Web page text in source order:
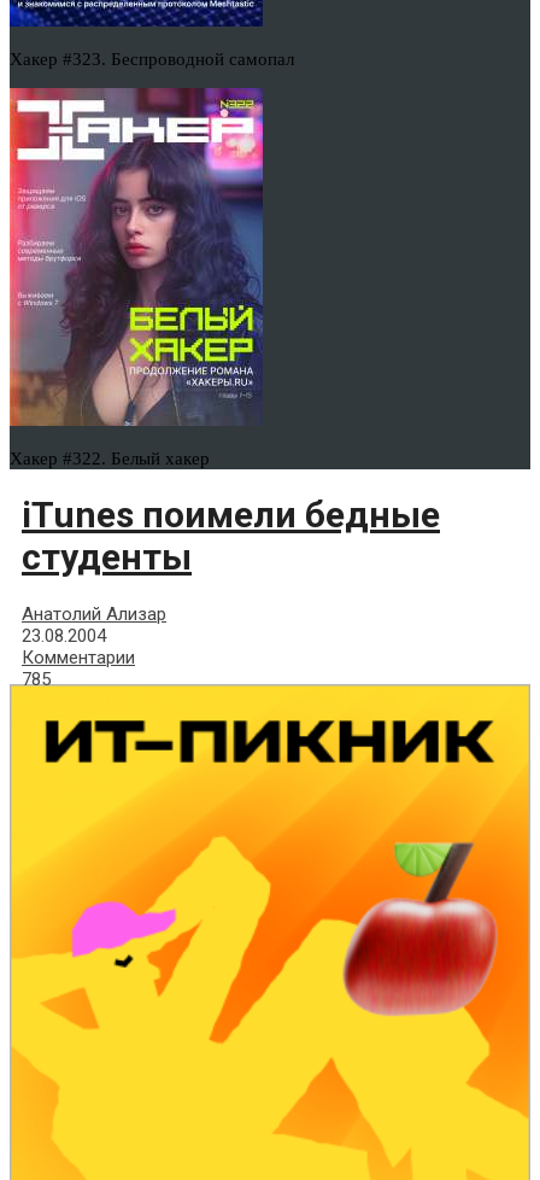
Хакер #323. Беспроводной самопал
Хакер #322. Белый хакер
iTunes поимели бедные
студенты
Анатолий Ализар
23.08.2004
Комментарии
785